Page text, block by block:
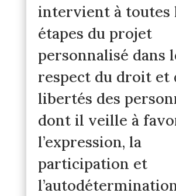
intervient à toutes
étapes du projet
personnalisé dans
respect du droit et
libertés des
dont il veille à
l’expression, la
participation et